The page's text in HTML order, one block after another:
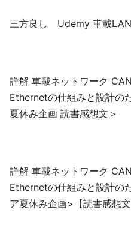
三方良し Udemy 車載
詳解 車載ネットワーク
Ethernetの仕組みと設計
夏休み企画 読書感想文＞
詳解 車載ネットワーク
Ethernetの仕組みと設計の
ア夏休み企画>【読書感想文